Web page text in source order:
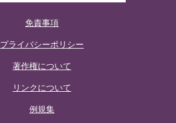
免責事項
プライバシーポリシー
著作権について
リンクについて
例規集